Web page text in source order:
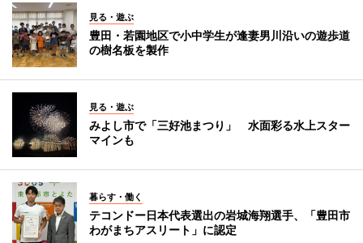
見る・遊ぶ
豊田・若園地区で小中学生が逢妻男川沿いの遊歩道
の樹名板を製作
見る・遊ぶ
みよし市で「三好池まつり」 水面彩る水上スター
マインも
暮らす・働く
テコンドー日本代表選出の岩城海翔選手、「豊田市
わがまちアスリート」に認定